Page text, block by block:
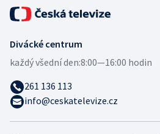
Divácké centrum
každý všední den:8:00—16:00 hodin
261 136 113
info@ceskatelevize.cz